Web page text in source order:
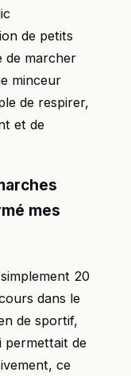
de petits
de marcher
minceur
de respirer,
et de
mes
20
dans le
de sportif,
permettait de
ce